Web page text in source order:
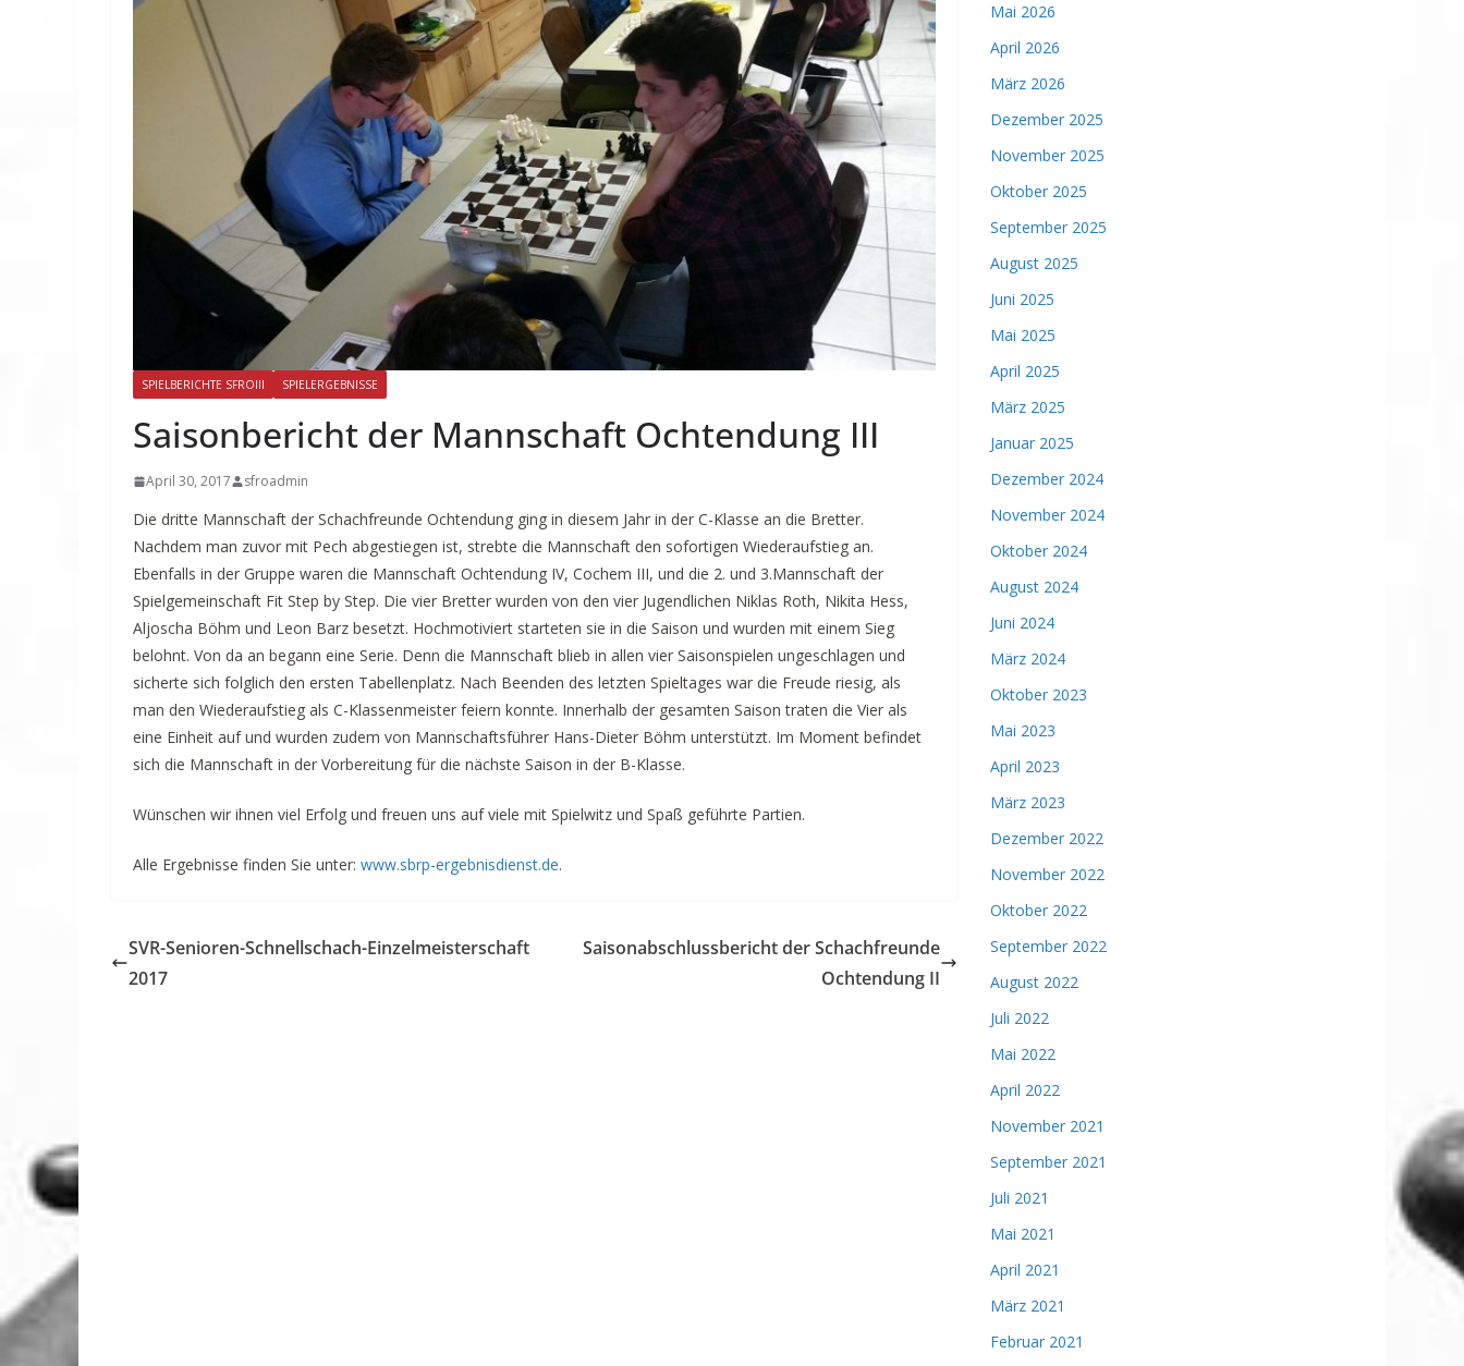
SPIELBERICHTE SFROIII SPIELERGEBNISSE
Saisonbericht der Mannschaft Ochtendung III
April 30, 2017 sfroadmin
Die dritte Mannschaft der Schachfreunde Ochtendung ging in diesem Jahr in der C-Klasse an die Bretter.
Nachdem man zuvor mit Pech abgestiegen ist, strebte die Mannschaft den sofortigen Wiederaufstieg an.
Ebenfalls in der Gruppe waren die Mannschaft Ochtendung IV, Cochem III, und die 2. und 3.Mannschaft der
Spielgemeinschaft Fit Step by Step. Die vier Bretter wurden von den vier Jugendlichen Niklas Roth, Nikita Hess,
Aljoscha Böhm und Leon Barz besetzt. Hochmotiviert starteten sie in die Saison und wurden mit einem Sieg
belohnt. Von da an begann eine Serie. Denn die Mannschaft blieb in allen vier Saisonspielen ungeschlagen und
sicherte sich folglich den ersten Tabellenplatz. Nach Beenden des letzten Spieltages war die Freude riesig, als
man den Wiederaufstieg als C-Klassenmeister feiern konnte. Innerhalb der gesamten Saison traten die Vier als
eine Einheit auf und wurden zudem von Mannschaftsführer Hans-Dieter Böhm unterstützt. Im Moment befindet
sich die Mannschaft in der Vorbereitung für die nächste Saison in der B-Klasse.
Wünschen wir ihnen viel Erfolg und freuen uns auf viele mit Spielwitz und Spaß geführte Partien.
Alle Ergebnisse finden Sie unter: www.sbrp-ergebnisdienst.de.
SVR-Senioren-Schnellschach-Einzelmeisterschaft
2017
Saisonabschlussbericht der Schachfreunde
Ochtendung II
Mai 2026
April 2026
März 2026
Dezember 2025
November 2025
Oktober 2025
September 2025
August 2025
Juni 2025
Mai 2025
April 2025
März 2025
Januar 2025
Dezember 2024
November 2024
Oktober 2024
August 2024
Juni 2024
März 2024
Oktober 2023
Mai 2023
April 2023
März 2023
Dezember 2022
November 2022
Oktober 2022
September 2022
August 2022
Juli 2022
Mai 2022
April 2022
November 2021
September 2021
Juli 2021
Mai 2021
April 2021
März 2021
Februar 2021